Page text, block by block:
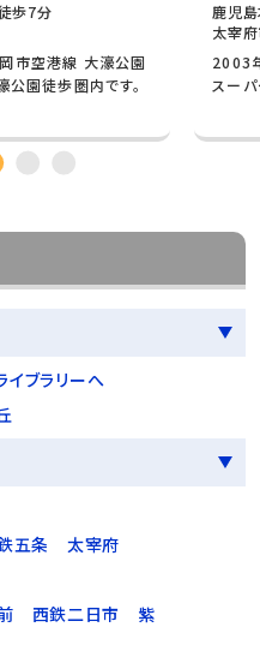
歩7分
市空港線 大濠公園
公園徒歩圏内です。
鹿児
太宰
2003
スーパ
ブラリーへ
五条
太宰府
西鉄二日市
紫